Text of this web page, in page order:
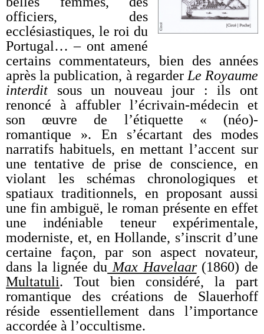
officiers, des
ecclésiastiques, le roi du
Portugal… – ont amené
certains commentateurs, bien des années
après la publication, à regarder Le Royaume
interdit sous un nouveau jour : ils ont
renoncé à affubler l’écrivain-médecin et
son œuvre de l’étiquette « (néo)-
romantique ». En s’écartant des modes
narratifs habituels, en mettant l’accent sur
une tentative de prise de conscience, en
violant les schémas chronologiques et
spatiaux traditionnels, en proposant aussi
une fin ambiguë, le roman présente en effet
une indéniable teneur expérimentale,
moderniste, et, en Hollande, s’inscrit d’une
certaine façon, par son aspect novateur,
dans la lignée du Max Havelaar(1860) de
Multatuli. Tout bien considéré, la part
romantique des créations de Slauerhoff
réside essentiellement dans l’importance
accordée à l’occultisme.